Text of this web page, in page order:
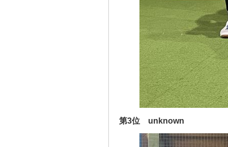
第3位 unknown